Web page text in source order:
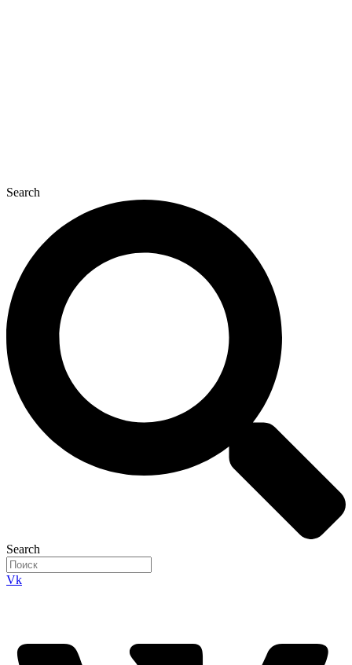
Search
Search
Vk